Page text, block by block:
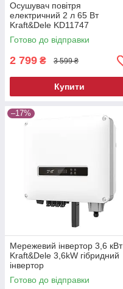
Осушувач повітря
електричний 2 л 65 Вт
Kraft&Dele KD11747
побутовий вологопоглинач
Готово до відправки
2 799 ₴ 3 599 ₴
Купити
–17%
Мережевий інвертор 3,6 кВт
Kraft&Dele 3,6kW гібридний
інвертор
Готово до відправки